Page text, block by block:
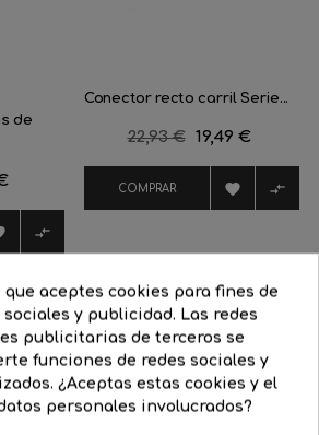
de

Conector recto carril Serie...
Precio
22,93 € Precio
19,49 €
COMPRAR  
De La Misma Categoría:
‹
aceptes cookies para fines de
y publicidad. Las redes
publicitarias de terceros se
funciones de redes sociales y
¿Aceptas estas cookies y el
personales involucrados?